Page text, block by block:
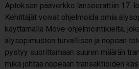
Aptoksen pääverkko lanseerattiin 17.
Kehittäjät voivat ohjelmoida omia
käyttämällä Move-ohjelmointikieltä,
älysopimusten turvallisen ja nopean
pystyy suorittamaan suuren määrän
mikä johtaa nopeaan transaktioiden